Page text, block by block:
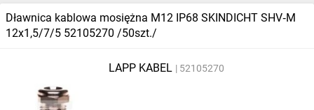
Dławnica kablowa mosiężna M12 IP68 SKINDICHT SHV‑M
12x1,5/7/5 52105270 /50szt./
LAPP KABEL 52105270